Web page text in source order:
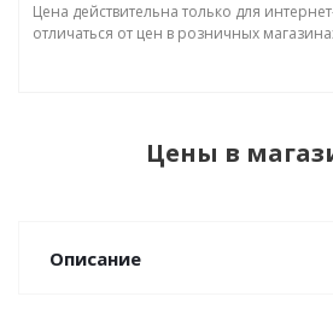
Цена действительна только для
отличаться от цен в розничных
Цены в
Описание